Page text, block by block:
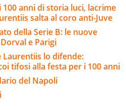
anni di storia luci, lacrime
salta al coro anti-Juve
della Serie B: le nuove
e Parigi
Laurentiis lo difende:
tifosi alla festa per i 100 anni
del Napoli